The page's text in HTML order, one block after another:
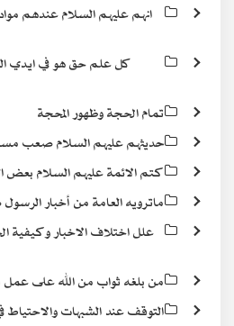
انهم عليهم السلام عندهم
كل علم حق هو في ايدي
تمام الحجة وظهور المحجة
حديثهم عليهم السلام صعب
كتم الائمة عليهم السلام بعض
ماترويه العامة من أخبار
علل اختلاف الاخبار وكيفية
من بلغه ثواب من الله على عمل
التوقف عند الشبهات والاحتياط